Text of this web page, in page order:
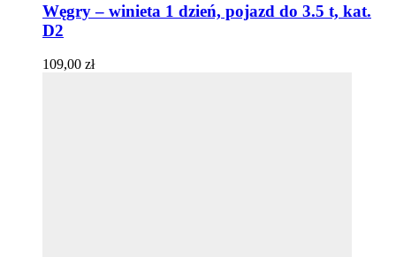
Węgry – winieta 1 dzień, pojazd do 3.5 t, kat.
D2
109,00 zł